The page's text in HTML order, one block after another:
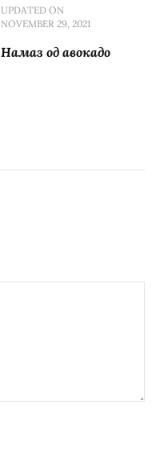
UPDATED ON
NOVEMBER 29, 2021
Намаз од авокадо